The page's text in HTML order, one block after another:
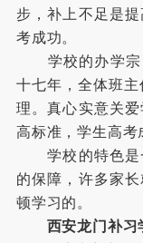
步，补上不足是
考成功。
学校的办学宗
十七年，全体班
理。真心实意关
高标准，学生高考
学校的特色是
的保障，许多家
顿学习的。
西安龙门补习